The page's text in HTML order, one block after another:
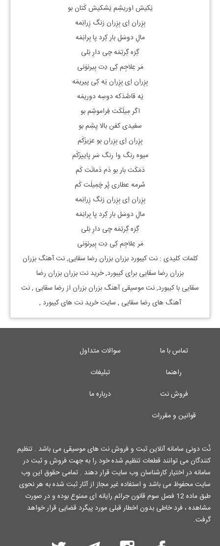
یَکیش اوریشِم یَشکیش کَتان بو
بِزِران اِی بِزِران زنگ زِرانِمه
مالِ دوسَل بار کِرد پا بِرانِمَه
گِرَه گِرتِمَه چی دارِ بَلی
مَر عِلاجِم کِی دِت بِیرنوَنی
بِزِران اِی بِزِران یَه کِی پیریمَه
یَه قاصُدَکه دوسِه دوریمَه
اگر مِیلَکَت فِراموشِم بو
سفیدی کفن بالا پشِم بو
بِزِران اِی بِزِران بو عزیزَکَم
میوه رنگ وا رنگ سَر پاییزَکَم
دَمَکَت بار بو دَم دَمانَت کَم
سُرمه عطاری پُر چَمِیلَت کَم
بِزِران اِی بِزِران زنگ زِرانِمه
مالِ دوسَل بار کِرد پا بِرانِمَه
گِرَه گِرتِمَه چی دارِ بَلی
مَر عِلاجِم کِی دِت بِیرنوَنی
کلمات کلیدی : نتکیبورد بزران بزران رضا سقایی, نت آهنگ بزران
بزران رضا سقایی برایکیبورد, خرید نتبزران بزران رضا
سقایی باکیبورد, نت موسیقی آهنگ بزران بزران از رضا سقایی , نت
آهنگ های رضا سقایی , سایت خرید نت هایکیبورد ,
تماس با ما
سوالات متداول
راهنما
تبلیغات
فروش نت
درباره ما
قوانین و مقررات
نُت دونی سامانه آنلاین ثبت و فروش نت های موسیقی می باشد . تنظیم
کنندگان می توانند قطعات تنظیم شده خود را به جهت فروش و ثبت در
سامانه در اختیار کارشناسان وب سایت قرار دهند . تمامی حقوق این وب
سایت محفوظ می باشد و استفاده غیر مجاز از آثار ثبت شده به هر نحوی
طبق ماده 12 فصل سوم قانون جرائم رایانه ای ممنوع بوده و در صورت
مشاهده ، فرد خاطی بدون اخطار قبلی مورد پیگرد قضایی قرار خواهد
گرفت.